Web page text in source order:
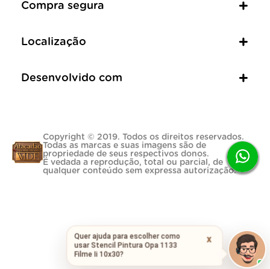
Compra segura
Localização
Desenvolvido com
Copyright © 2019. Todos os direitos reservados.
Todas as marcas e suas imagens são de
propriedade de seus respectivos donos.
É vedada a reprodução, total ou parcial, de
qualquer conteúdo sem expressa autorização.